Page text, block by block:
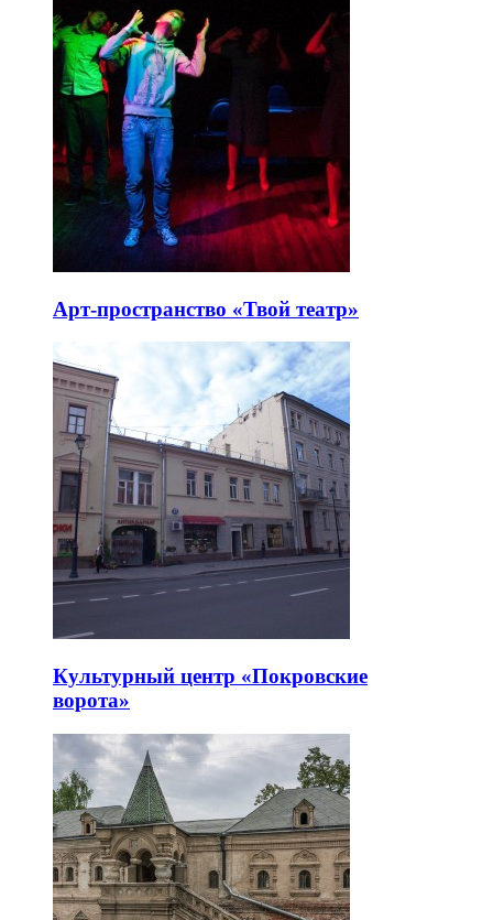
Арт-пространство «Твой театр»
Культурный центр «Покровские
ворота»